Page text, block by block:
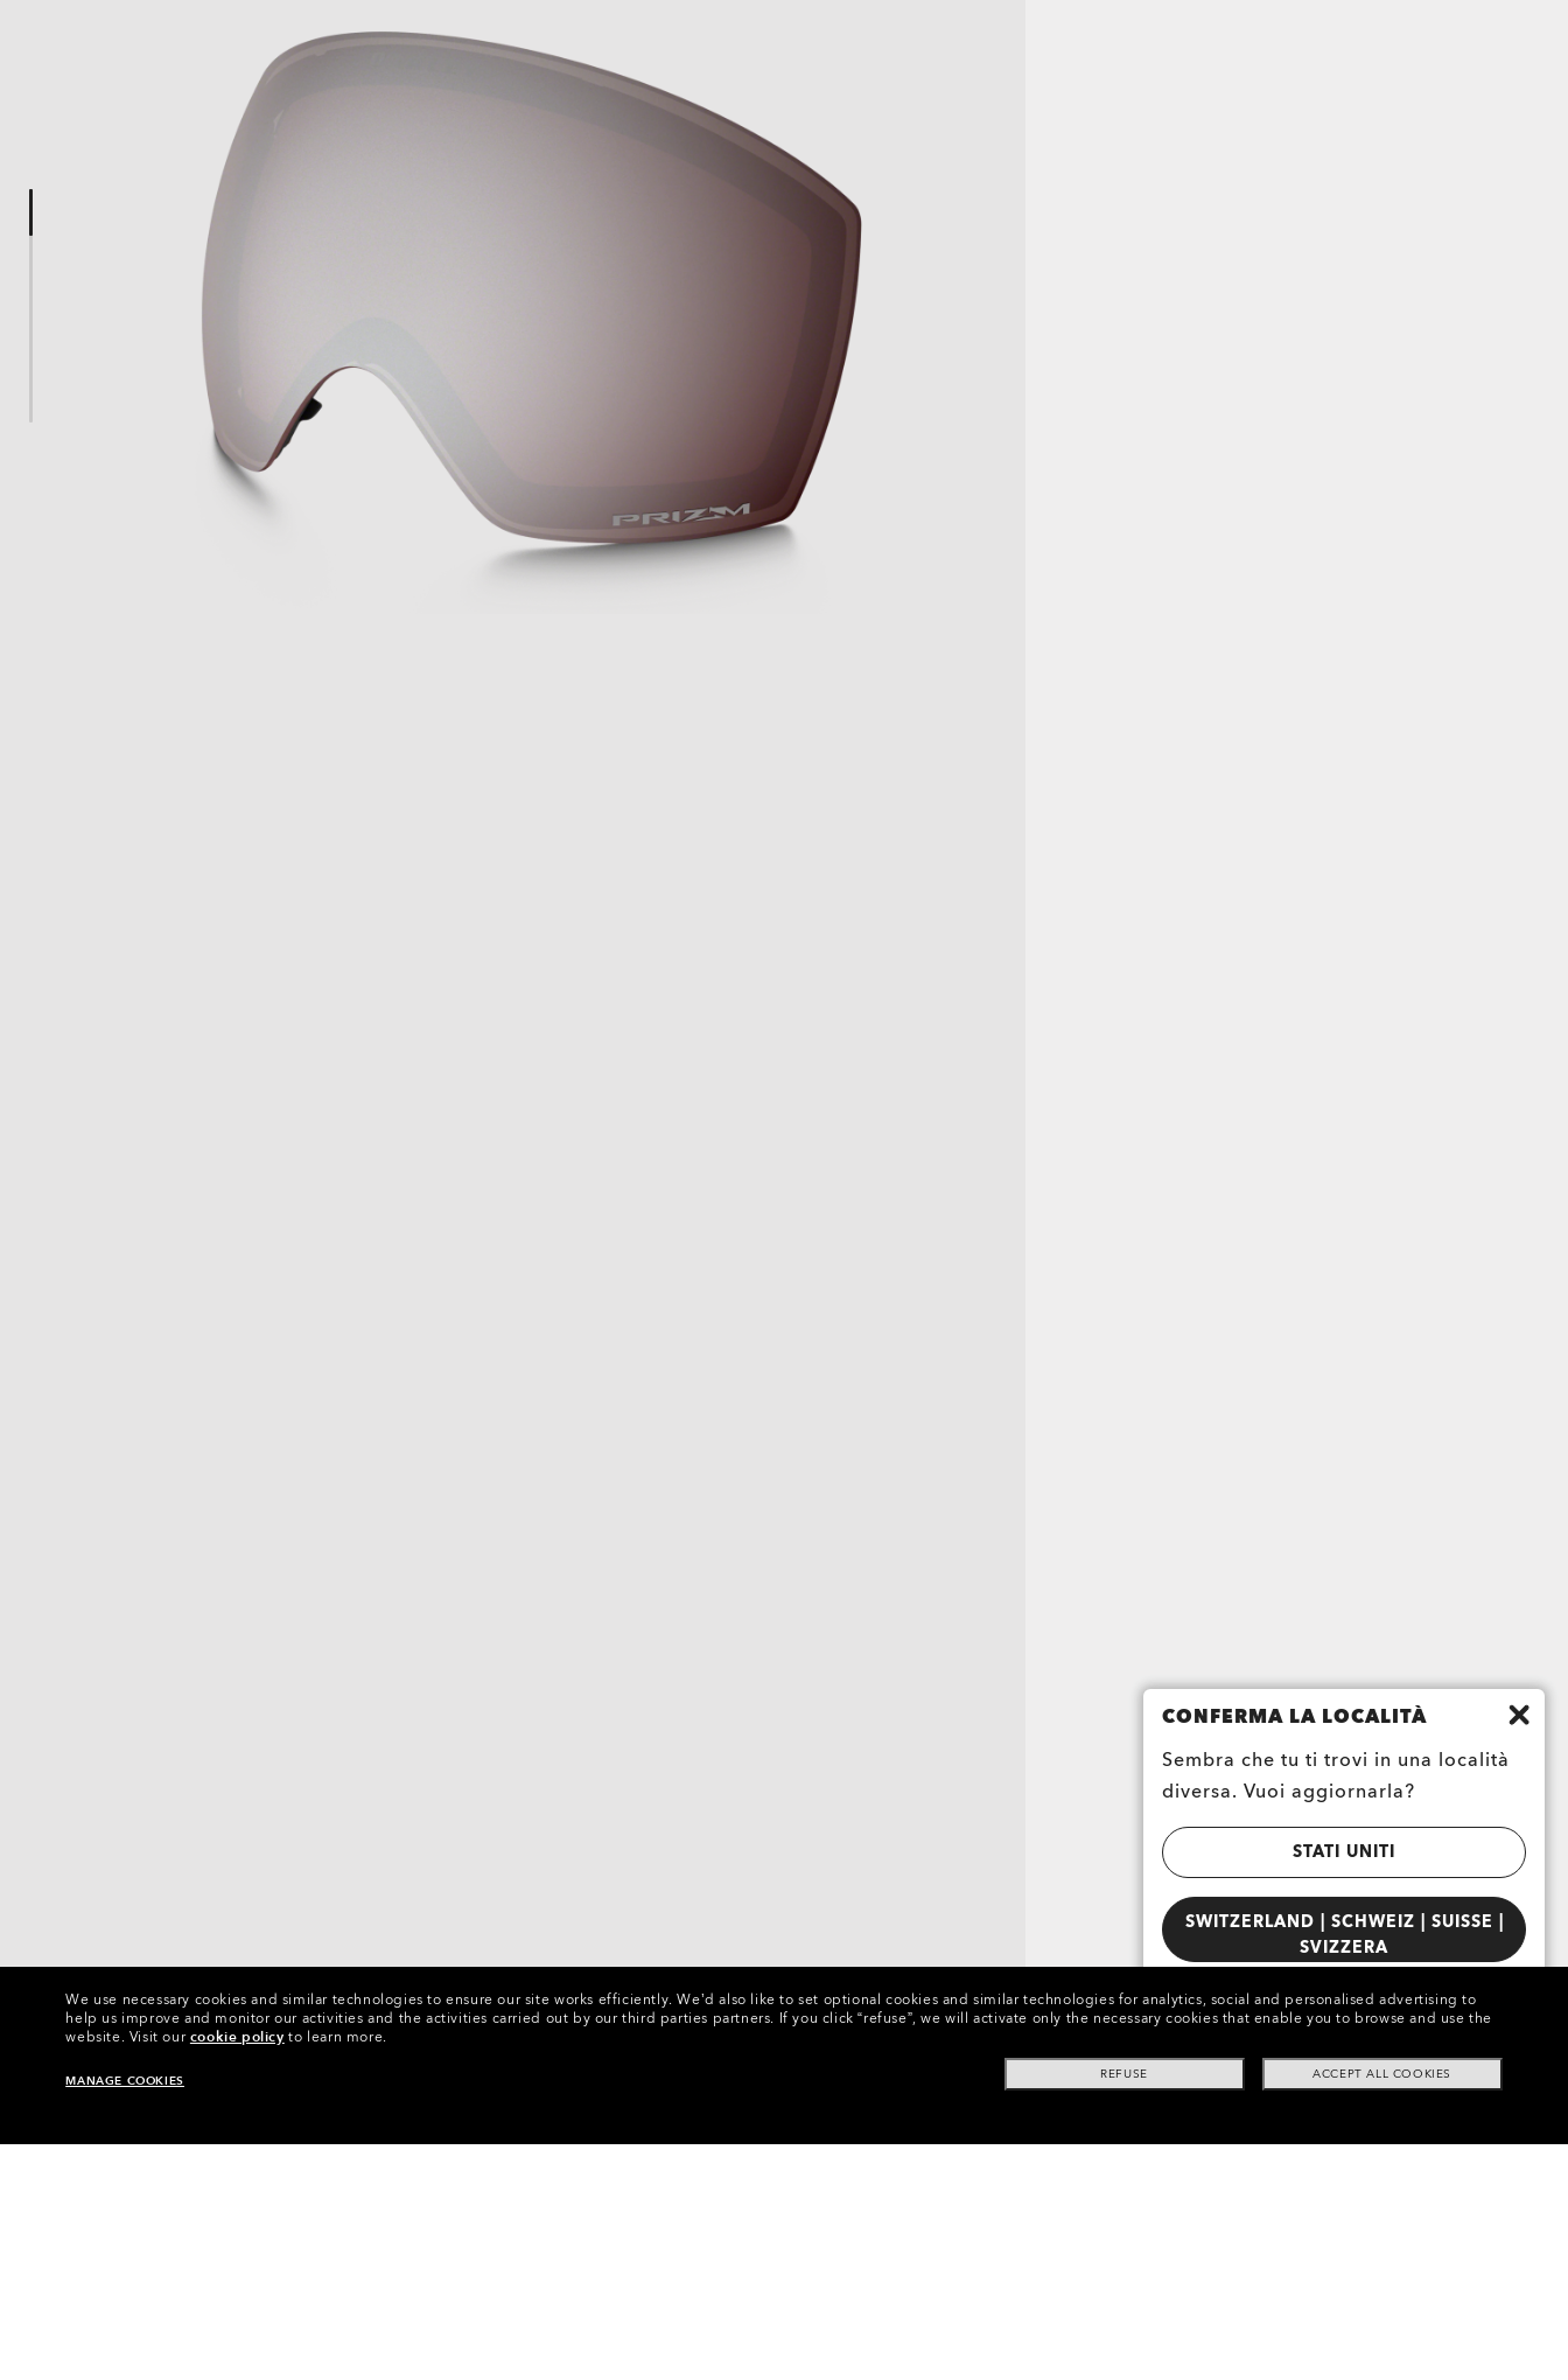
CONFERMA LA LOCALITÀ
Sembra che tu ti trovi in una località
diversa. Vuoi aggiornarla?
STATI UNITI
SWITZERLAND | SCHWEIZ | SUISSE |
SVIZZERA
We use necessary cookies and similar technologies to ensure our site works efficiently. We’d also like to set optional cookies and similar technologies for analytics, social and personalised advertising to
help us improve and monitor our activities and the activities carried out by our third parties partners. If you click “refuse”, we will activate only the necessary cookies that enable you to browse and use the
website. Visit ourcookie policy to learn more.
ACCEPT ALL COOKIES
REFUSE
MANAGE COOKIES